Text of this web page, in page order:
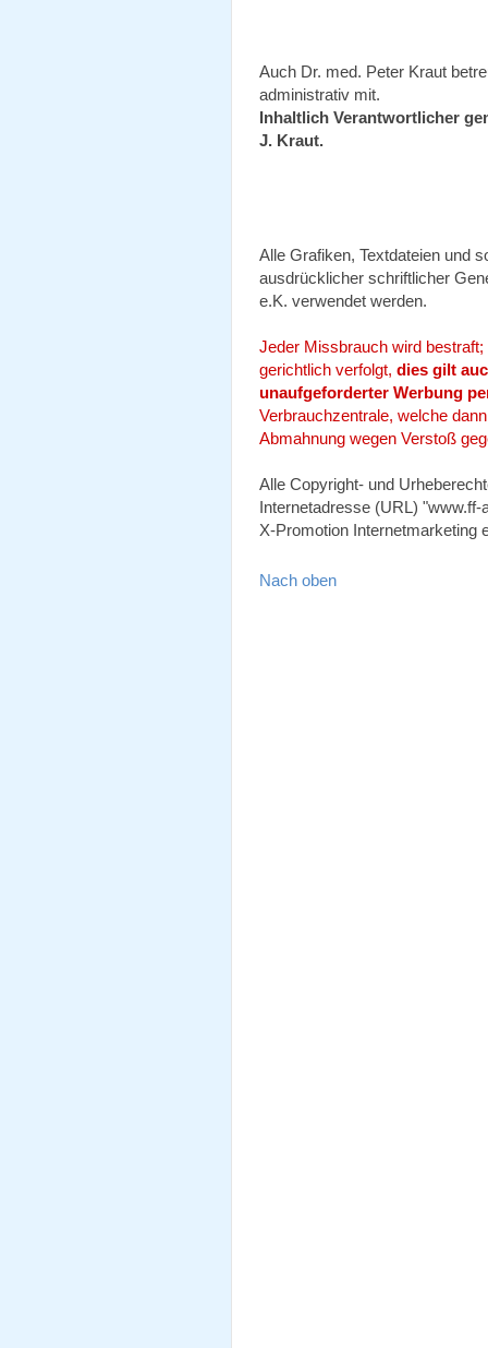
Auch Dr. med. Peter Kraut
administrativ mit.
Inhaltlich Verantwortlicher
J. Kraut.
Alle Grafiken, Textdateien und
ausdrücklicher schriftlicher
e.K. verwendet werden.
Jeder Missbrauch wird
gerichtlich verfolgt, dies gilt
unaufgeforderter Werbung
Verbrauchzentrale, welche
Abmahnung wegen Verstoß
Alle Copyright- und
Internetadresse (URL)
X-Promotion Internetmarketing
Nach oben